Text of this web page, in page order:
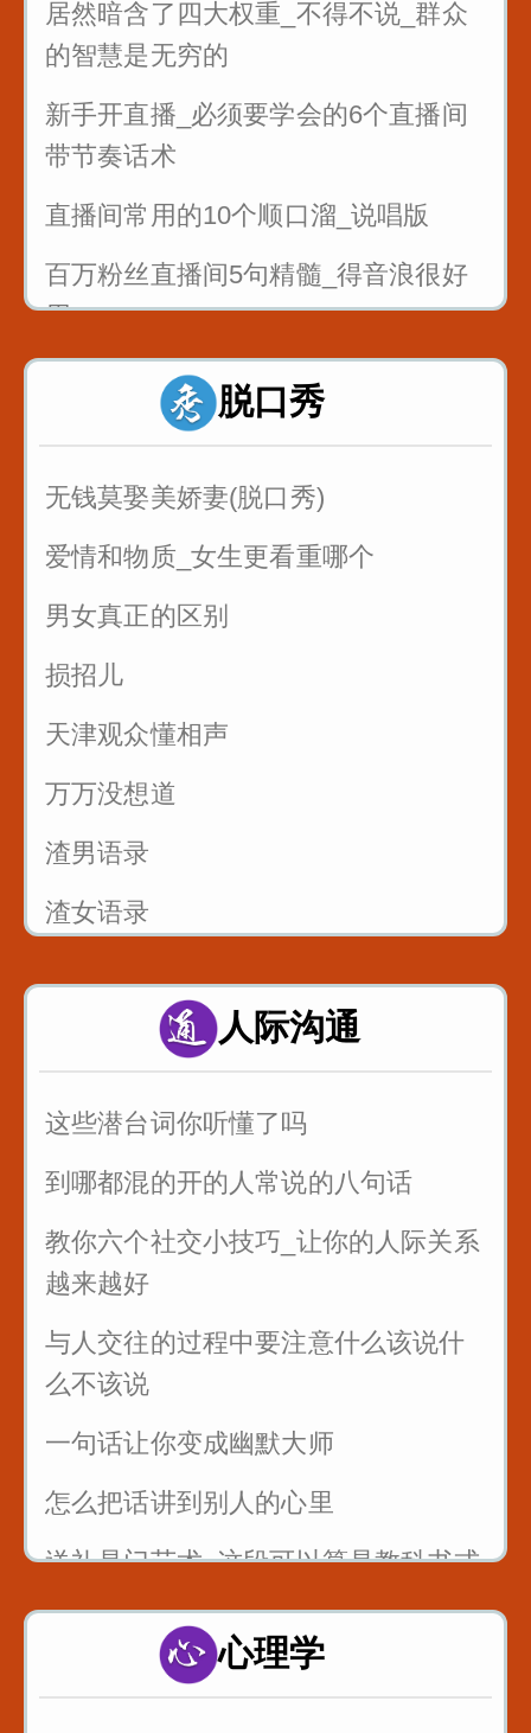
居然暗含了四大权重_不得不说_群众
的智慧是无穷的
新手开直播_必须要学会的6个直播间
带节奏话术
直播间常用的10个顺口溜_说唱版
百万粉丝直播间5句精髓_得音浪很好
用
反复练习1w遍_主播基本功_直播话术
反复练习1w遍_主播基本功_直播话术
2
反复练习1w遍_主播基本功_直播话术
3
反复练习1w遍_主播基本功_直播话术
4
反复练习1w遍_主播基本功_直播话术
脱口秀
无钱莫娶美娇妻(脱口秀)
爱情和物质_女生更看重哪个
男女真正的区别
损招儿
天津观众懂相声
万万没想道
渣男语录
渣女语录
假戏假做_真热闹_哈哈
人际沟通
这些潜台词你听懂了吗
到哪都混的开的人常说的八句话
教你六个社交小技巧_让你的人际关系
越来越好
与人交往的过程中要注意什么该说什
么不该说
一句话让你变成幽默大师
怎么把话讲到别人的心里
送礼是门艺术_这段可以算是教科书式
的例子
以后有人故意刁难你_你就找到问题刁
难的点_套用在提问者身上_怼回去
心理学